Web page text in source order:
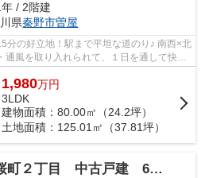
/ 2階建
県秦野市曽屋
分の好立地！駅まで平坦な道のり♪ 南西×北
通風を取り入れられて、１日を通して快適
1,980万円
3LDK
建物面積：80.00㎡（24.2坪）
土地面積：125.01㎡（37.81坪）
２丁目 中古戸建 60.93坪